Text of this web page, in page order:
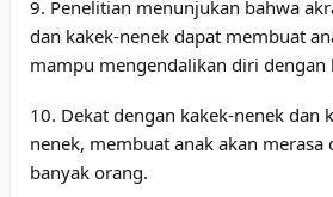
9. Penelitian menunjukan bahwa
dan kakek-nenek dapat membuat
mampu mengendalikan diri dengan
10. Dekat dengan kakek-nenek dan
nenek, membuat anak akan merasa
banyak orang.